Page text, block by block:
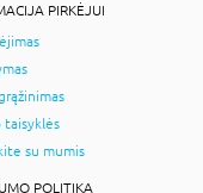
PIRKĖJUI
taisyklės
su mumis
POLITIKA